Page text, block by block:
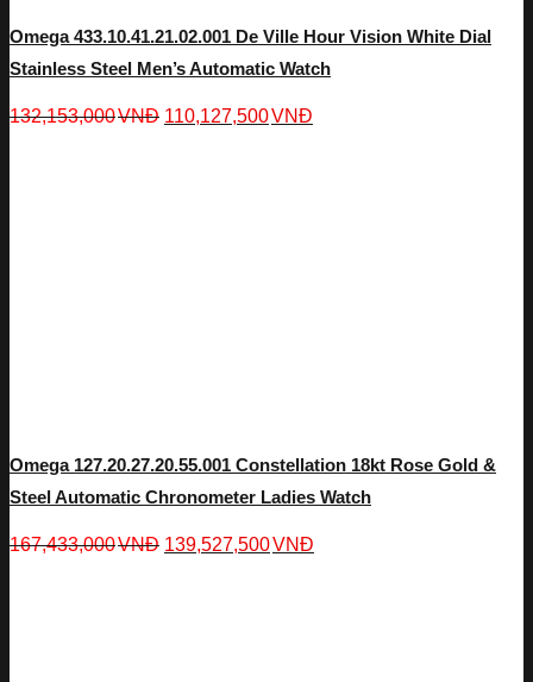
Omega 433.10.41.21.02.001 De Ville Hour Vision White Dial
Stainless Steel Men’s Automatic Watch
132,153,000VNĐ 110,127,500VNĐ
Omega 127.20.27.20.55.001 Constellation 18kt Rose Gold &
Steel Automatic Chronometer Ladies Watch
167,433,000VNĐ 139,527,500VNĐ